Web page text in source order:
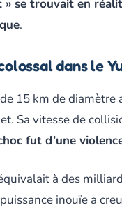
se trouvait en
.
dans le
15 km de diamètre
Sa vitesse de
fut d’une
à des
inouïe a